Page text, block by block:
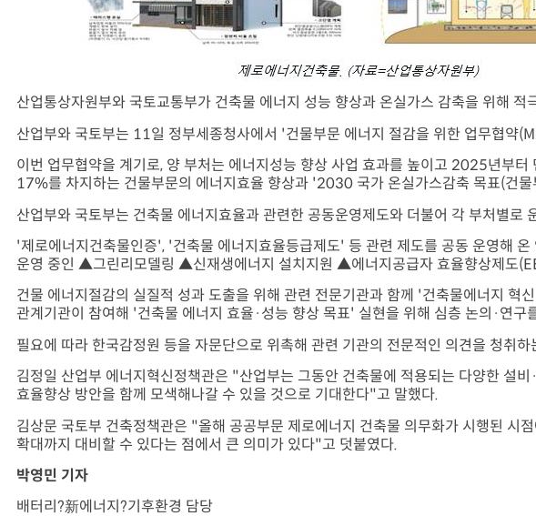
산업통상자원부와 국토교통부가 건축물 에너지 성능 향상과 온실가스 감축을 위해 적
산업부와 국토부는 11일 정부세종청사에서 '건물부문 에너지 절감을 위한 업무협약
이번 업무협약을 계기로, 양 부처는 에너지성능 향상 사업 효과를 높이고 2025년부
17%를 차지하는 건물부문의 에너지효율 향상과 '2030 국가 온실가스감축 목표(건
산업부와 국토부는 건축물 에너지효율과 관련한 공동운영제도와 더불어 각 부처별
'제로에너지건축물인증', '건축물 에너지효율등급제도' 등 관련 제도를 공동 운영해
운영 중인 ▲그린리모델링 ▲신재생에너지 설치지원 ▲에너지공급자 효율향상제도
건물 에너지절감의 실질적 성과 도출을 위해 관련 전문기관과 함께 '건축물에너지 혁
관계기관이 참여해 '건축물 에너지 효율·성능 향상 목표' 실현을 위해 심층 논의·연구
필요에 따라 한국감정원 등을 자문단으로 위촉해 관련 기관의 전문적인 의견을 청취
김정일 산업부 에너지혁신정책관은 "산업부는 그동안 건축물에 적용되는 다양한 설
효율향상 방안을 함께 모색해나갈 수 있을 것으로 기대한다"고 말했다.
김상문 국토부 건축정책관은 "올해 공공부문 제로에너지 건축물 의무화가 시행된
확대까지 대비할 수 있다는 점에서 큰 의미가 있다"고 덧붙였다.
박영민 기자
배터리?新에너지?기후환경 담당